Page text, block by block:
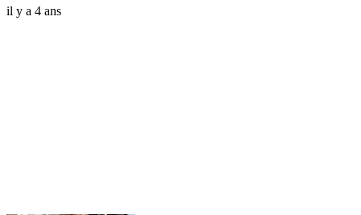
il y a 4 ans